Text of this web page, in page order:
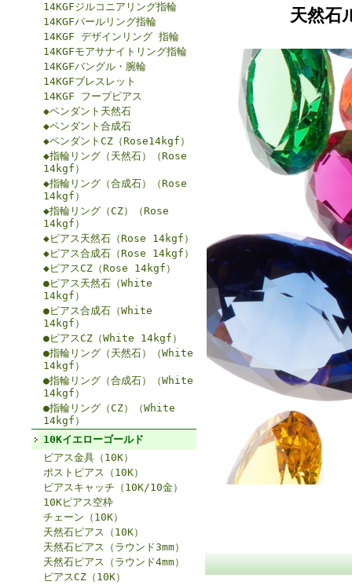
14KGFジルコニアリング指輪
14KGFパールリング指輪
14KGF デザインリング 指輪
14KGFモアサナイトリング指輪
14KGFバングル・腕輪
14KGFブレスレット
14KGF フープピアス
◆ペンダント天然石
◆ペンダント合成石
◆ペンダントCZ（Rose14kgf）
◆指輪リング（天然石）（Rose
14kgf）
◆指輪リング（合成石）（Rose
14kgf）
◆指輪リング（CZ）（Rose
14kgf）
◆ピアス天然石（Rose 14kgf）
◆ピアス合成石（Rose 14kgf）
◆ピアスCZ（Rose 14kgf）
●ピアス天然石（White
14kgf）
●ピアス合成石（White
14kgf）
●ピアスCZ（White 14kgf）
●指輪リング（天然石）（White
14kgf）
●指輪リング（合成石）（White
14kgf）
●指輪リング（CZ）（White
14kgf）
10Kイエローゴールド
ピアス金具（10K）
ポストピアス（10K）
ピアスキャッチ（10K/10金）
10Kピアス空枠
チェーン（10K）
天然石ピアス（10K）
天然石ピアス（ラウンド3mm）
天然石ピアス（ラウンド4mm）
ピアスCZ（10K）
天然石